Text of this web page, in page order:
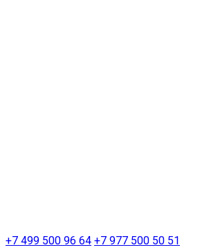
+7 499 500 96 64 +7 977 500 50 51